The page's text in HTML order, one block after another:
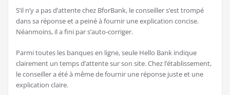
S’il n’y a pas d’attente chez BforBank, le conseiller s’est trompé
dans sa réponse et a peiné à fournir une explication concise.
Néanmoins, il a fini par s’auto-corriger.
Parmi toutes les banques en ligne, seule Hello Bank indique
clairement un temps d’attente sur son site. Chez l’établissement,
le conseiller a été à même de fournir une réponse juste et une
explication claire.